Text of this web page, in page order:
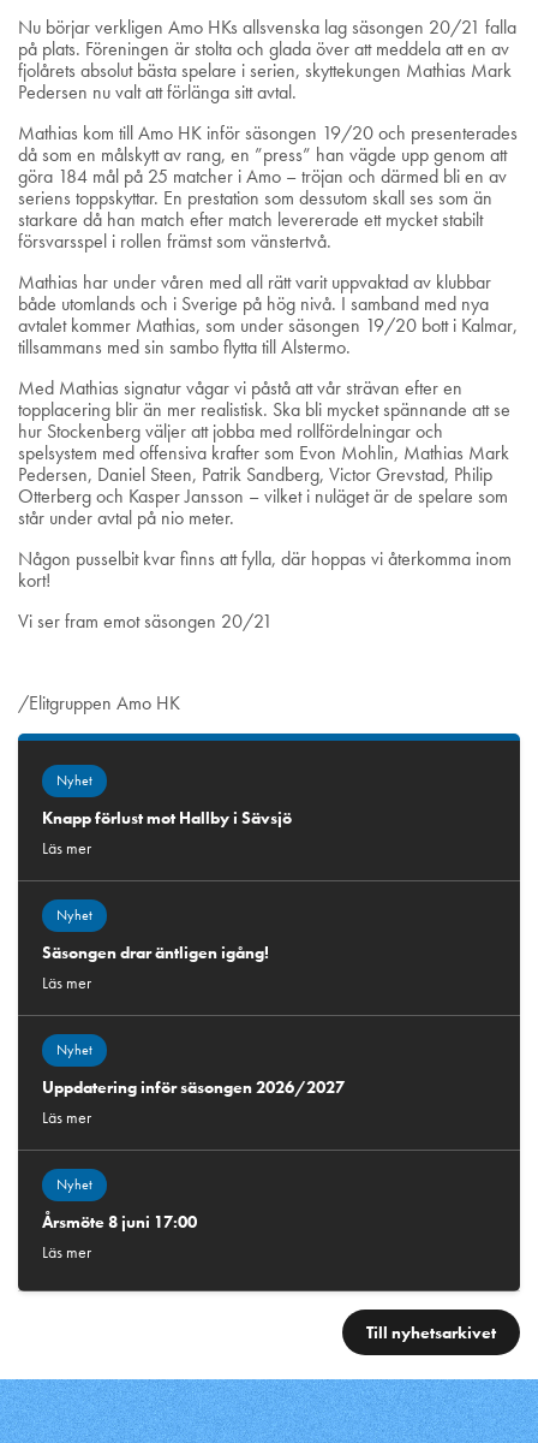
Nu börjar verkligen Amo HKs allsvenska lag säsongen 20/21 falla
på plats. Föreningen är stolta och glada över att meddela att en av
fjolårets absolut bästa spelare i serien, skyttekungen Mathias Mark
Pedersen nu valt att förlänga sitt avtal.
Mathias kom till Amo HK inför säsongen 19/20 och presenterades
då som en målskytt av rang, en ”press” han vägde upp genom att
göra 184 mål på 25 matcher i Amo – tröjan och därmed bli en av
seriens toppskyttar. En prestation som dessutom skall ses som än
starkare då han match efter match levererade ett mycket stabilt
försvarsspel i rollen främst som vänstertvå.
Mathias har under våren med all rätt varit uppvaktad av klubbar
både utomlands och i Sverige på hög nivå. I samband med nya
avtalet kommer Mathias, som under säsongen 19/20 bott i Kalmar,
tillsammans med sin sambo flytta till Alstermo.
Med Mathias signatur vågar vi påstå att vår strävan efter en
topplacering blir än mer realistisk. Ska bli mycket spännande att se
hur Stockenberg väljer att jobba med rollfördelningar och
spelsystem med offensiva krafter som Evon Mohlin, Mathias Mark
Pedersen, Daniel Steen, Patrik Sandberg, Victor Grevstad, Philip
Otterberg och Kasper Jansson – vilket i nuläget är de spelare som
står under avtal på nio meter.
Någon pusselbit kvar finns att fylla, där hoppas vi återkomma inom
kort!
Vi ser fram emot säsongen 20/21
/Elitgruppen Amo HK
Nyhet
Knapp förlust mot Hallby i Sävsjö
Läs mer
Nyhet
Säsongen drar äntligen igång!
Läs mer
Nyhet
Uppdatering inför säsongen 2026/2027
Läs mer
Nyhet
Årsmöte 8 juni 17:00
Läs mer
Till nyhetsarkivet